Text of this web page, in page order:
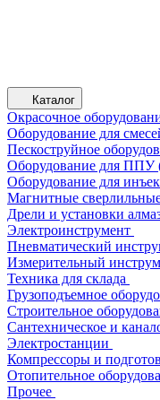
Каталог
Окрасочное
Оборудование для
Пескоструйное
Оборудование для ППУ
Оборудование для
Магнитные
Дрели и установки
Электроинструмент
Пневматический
Измерительный
Техника для склада
Грузоподъемное
Строительное
Сантехническое и
Электростанции
Компрессоры и
Отопительное
Прочее